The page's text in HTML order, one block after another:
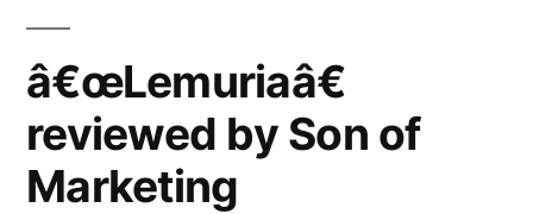
â€œLemuriaâ€
reviewed by Son of
Marketing